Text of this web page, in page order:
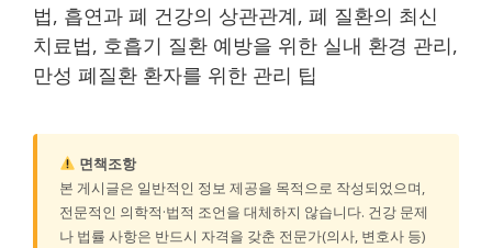
법, 흡연과 폐 건강의 상관관계, 폐 질환의 최신
치료법, 호흡기 질환 예방을 위한 실내 환경 관리,
만성 폐질환 환자를 위한 관리 팁
면책조항
본 게시글은 일반적인 정보 제공을 목적으로 작성되었으며,
전문적인 의학적·법적 조언을 대체하지 않습니다. 건강 문제
나 법률 사항은 반드시 자격을 갖춘 전문가(의사, 변호사 등)